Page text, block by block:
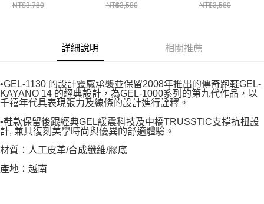
NT$3,780 NT$3,580 NT$3,580
詳細說明 相關推薦
•GEL-1130 的設計靈感承襲並保留2008年推出的傳奇跑鞋GEL-
KAYANO 14 的經典設計，為GEL-1000系列的第九代作品，以
千禧年代具表現張力及線條的設計進行詮釋。
•鞋款保留後跟經典GEL緩震科技及中橋TRUSSTIC支撐抗扭設
計, 兼具復刻美學時尚與優異的舒適體驗。
材質：人工皮革/合成纖維/膠底
產地：越南